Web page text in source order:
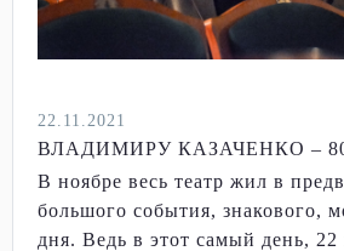
22.11.2021
ВЛАДИМИРУ КАЗАЧЕНКО –
В ноябре весь театр жил в
большого события, знакового,
дня. Ведь в этот самый день,